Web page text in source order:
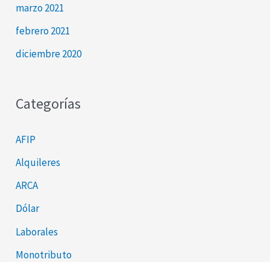
marzo 2021
febrero 2021
diciembre 2020
Categorías
AFIP
Alquileres
ARCA
Dólar
Laborales
Monotributo